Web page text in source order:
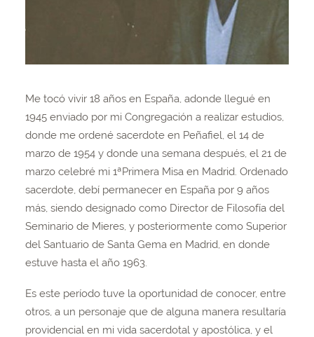
Me tocó vivir 18 años en España, adonde llegué en
1945 enviado por mi Congregación a realizar estudios,
donde me ordené sacerdote en Peñafiel, el 14 de
marzo de 1954 y donde una semana después, el 21 de
marzo celebré mi 1ªPrimera Misa en Madrid. Ordenado
sacerdote, debí permanecer en España por 9 años
más, siendo designado como Director de Filosofía del
Seminario de Mieres, y posteriormente como Superior
del Santuario de Santa Gema en Madrid, en donde
estuve hasta el año 1963.
Es este período tuve la oportunidad de conocer, entre
otros, a un personaje que de alguna manera resultaría
providencial en mi vida sacerdotal y apostólica, y el